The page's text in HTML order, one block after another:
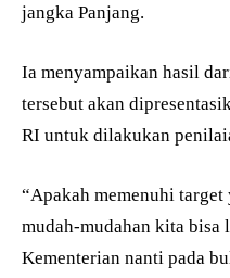
jangka Panjang.
Ia menyampaikan hasil
tersebut akan
RI untuk dilakukan
“Apakah memenuhi
mudah-mudahan kita bisa
Kementerian nanti pada